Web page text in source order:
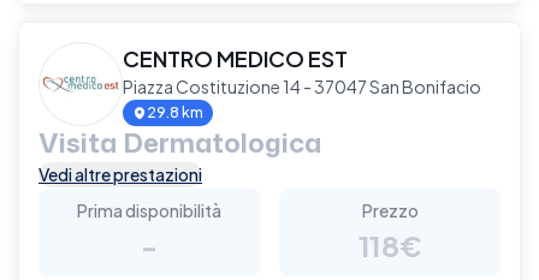
CENTRO MEDICO EST
Piazza Costituzione 14 - 37047 San Bonifacio
29.8 km
Visita Dermatologica
Vedi altre prestazioni
Prima disponibilità
-
Prezzo
118€